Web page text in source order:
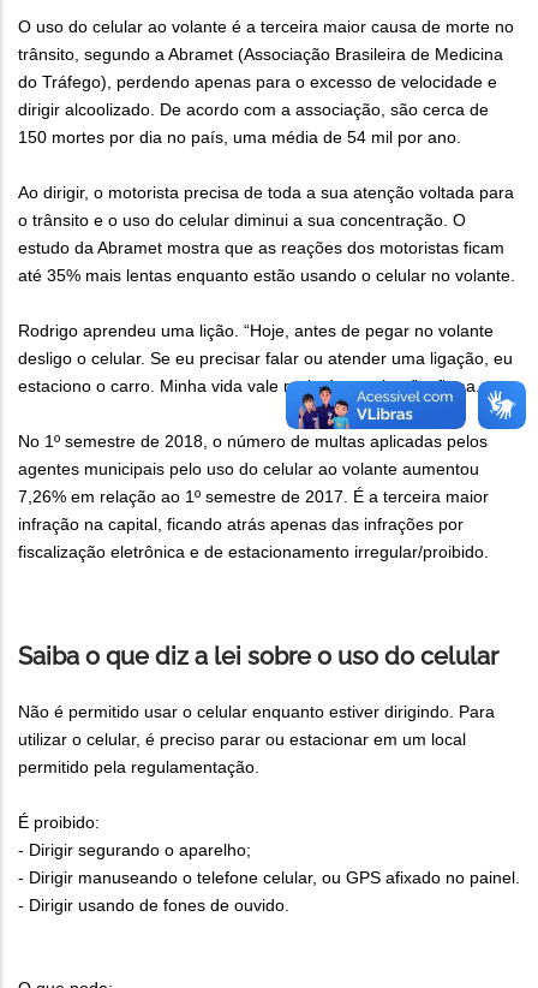
O uso do celular ao volante é a terceira maior causa de morte no
trânsito, segundo a Abramet (Associação Brasileira de Medicina
do Tráfego), perdendo apenas para o excesso de velocidade e
dirigir alcoolizado. De acordo com a associação, são cerca de
150 mortes por dia no país, uma média de 54 mil por ano.
Ao dirigir, o motorista precisa de toda a sua atenção voltada para
o trânsito e o uso do celular diminui a sua concentração. O
estudo da Abramet mostra que as reações dos motoristas ficam
até 35% mais lentas enquanto estão usando o celular no volante.
Rodrigo aprendeu uma lição. “Hoje, antes de pegar no volante
desligo o celular. Se eu precisar falar ou atender uma ligação, eu
estaciono o carro. Minha vida vale mais do que isso”, afirma.
No 1º semestre de 2018, o número de multas aplicadas pelos
agentes municipais pelo uso do celular ao volante aumentou
7,26% em relação ao 1º semestre de 2017. É a terceira maior
infração na capital, ficando atrás apenas das infrações por
fiscalização eletrônica e de estacionamento irregular/proibido.
Saiba o que diz a lei sobre o uso do celular
Não é permitido usar o celular enquanto estiver dirigindo. Para
utilizar o celular, é preciso parar ou estacionar em um local
permitido pela regulamentação.
É proibido:
- Dirigir segurando o aparelho;
- Dirigir manuseando o telefone celular, ou GPS afixado no painel.
- Dirigir usando de fones de ouvido.